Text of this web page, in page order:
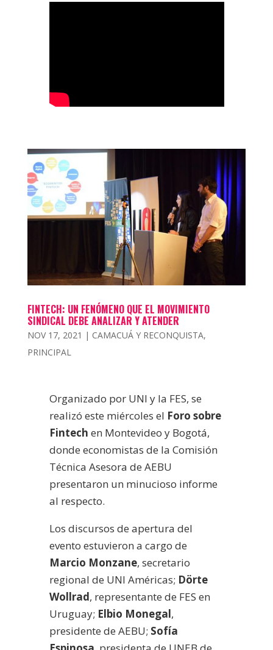
FINTECH: UN FENÓMENO QUE EL MOVIMIENTO
SINDICAL DEBE ANALIZAR Y ATENDER
NOV 17, 2021 | CAMACUÁ Y RECONQUISTA,
PRINCIPAL
Organizado por UNI y la FES, se
realizó este miércoles el Foro sobre
Fintech en Montevideo y Bogotá,
donde economistas de la Comisión
Técnica Asesora de AEBU
presentaron un minucioso informe
al respecto.
Los discursos de apertura del
evento estuvieron a cargo de
Marcio Monzane, secretario
regional de UNI Américas; Dörte
Wollrad, representante de FES en
Uruguay; Elbio Monegal,
presidente de AEBU; Sofía